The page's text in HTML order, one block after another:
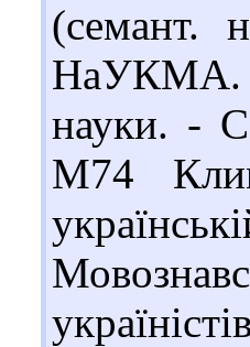
(семант.
НаУКМА.
науки. -
М74